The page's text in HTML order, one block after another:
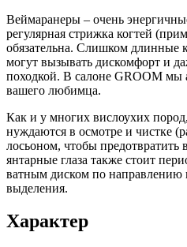
Веймаранеры – очень
регулярная стрижка когтей
обязательна. Слишком
могут вызывать дискомфорт и
походкой. В салоне GROOM мы
вашего любимца.
Как и у многих вислоухих
нуждаются в осмотре и чистке
лосьоном, чтобы
янтарные глаза также стоит
ватным диском по направлению
выделения.
Характер